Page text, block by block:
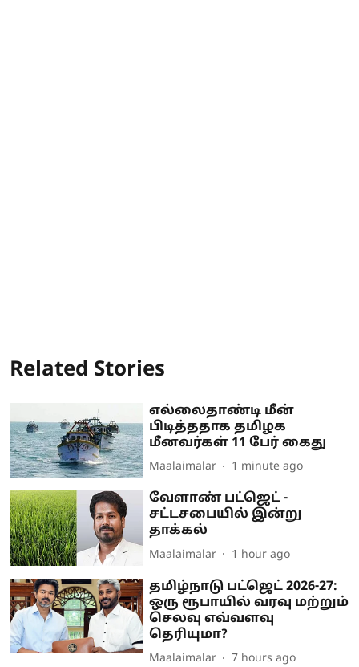
Related Stories
எல்லைதாண்டி மீன்
பிடித்ததாக தமிழக
மீனவர்கள் 11 பேர் கைது
Maalaimalar 1 minute ago
வேளாண் பட்ஜெட் -
சட்டசபையில் இன்று
தாக்கல்
Maalaimalar 1 hour ago
தமிழ்நாடு பட்ஜெட் 2026-27:
ஒரு ரூபாயில் வரவு மற்றும்
செலவு எவ்வளவு
தெரியுமா?
Maalaimalar 7 hours ago